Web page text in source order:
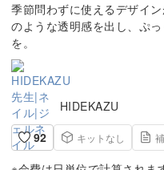
季節問わずに使えるデザイ
のような透明感を出し、ぷ
を。
HIDEKAZU
92
キットなし